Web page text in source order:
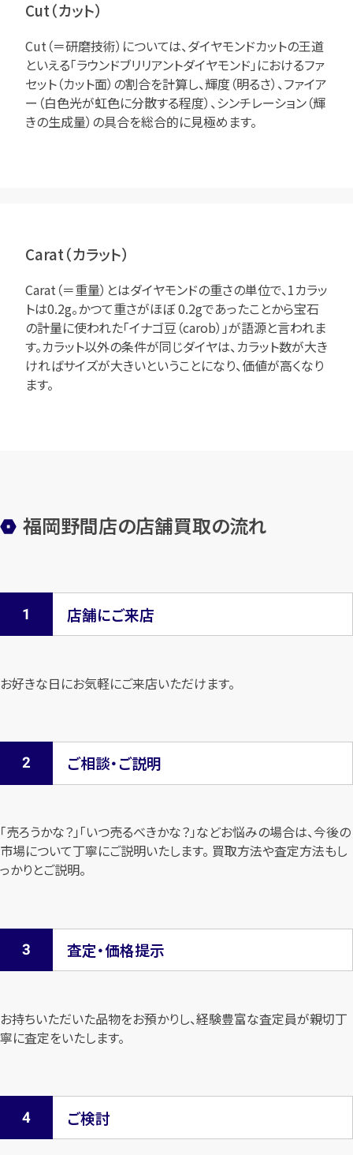
Cut（カット）
Cut（＝研磨技術）については、ダイヤモンドカットの王道
といえる「ラウンドブリリアントダイヤモンド」におけるファ
セット（カット面）の割合を計算し、輝度（明るさ）、ファイア
ー（白色光が虹色に分散する程度）、シンチレーション（輝
きの生成量）の具合を総合的に見極めます。
Carat（カラット）
Carat（＝重量）とはダイヤモンドの重さの単位で、1カラッ
トは0.2g。かつて重さがほぼ 0.2gであったことから宝石
の計量に使われた「イナゴ豆（carob）」が語源と言われま
す。カラット以外の条件が同じダイヤは、カラット数が大き
ければサイズが大きいということになり、価値が高くなり
ます。
福岡野間店の店舗買取の流れ
店舗にご来店
お好きな日にお気軽にご来店いただけます。
ご相談・ご説明
「売ろうかな？」「いつ売るべきかな？」などお悩みの場合は、今後の
市場について丁寧にご説明いたします。 買取方法や査定方法もし
っかりとご説明。
査定・価格提示
お持ちいただいた品物をお預かりし、経験豊富な査定員が親切丁
寧に査定をいたします。
ご検討